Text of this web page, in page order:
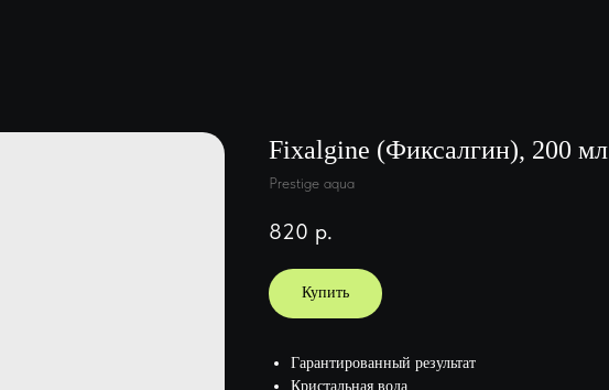
Fixalgine (Фиксалгин), 200 мл
Prestige aqua
820 р.
Купить
Гарантированный результат
Кристальная вода